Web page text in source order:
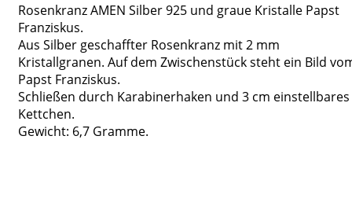
Rosenkranz AMEN Silber 925 und graue Kristalle Papst
Franziskus.
Aus Silber geschaffter Rosenkranz mit 2 mm
Kristallgranen. Auf dem Zwischenstück steht ein Bild
Papst Franziskus.
Schließen durch Karabinerhaken und 3 cm einstellbares
Kettchen.
Gewicht: 6,7 Gramme.